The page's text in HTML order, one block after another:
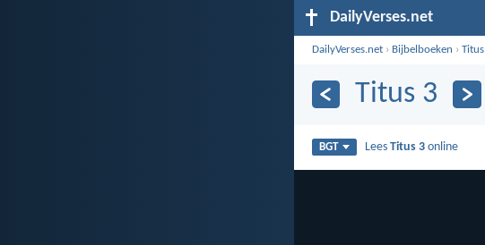
DailyVerses.net
DailyVerses.net › Bijbelboeken ›Titus
Titus 3
BGT LeesTitus 3 online